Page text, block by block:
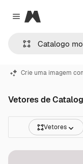
Close menu
Magnific
Crie uma imagem
Vetores de
Vetores